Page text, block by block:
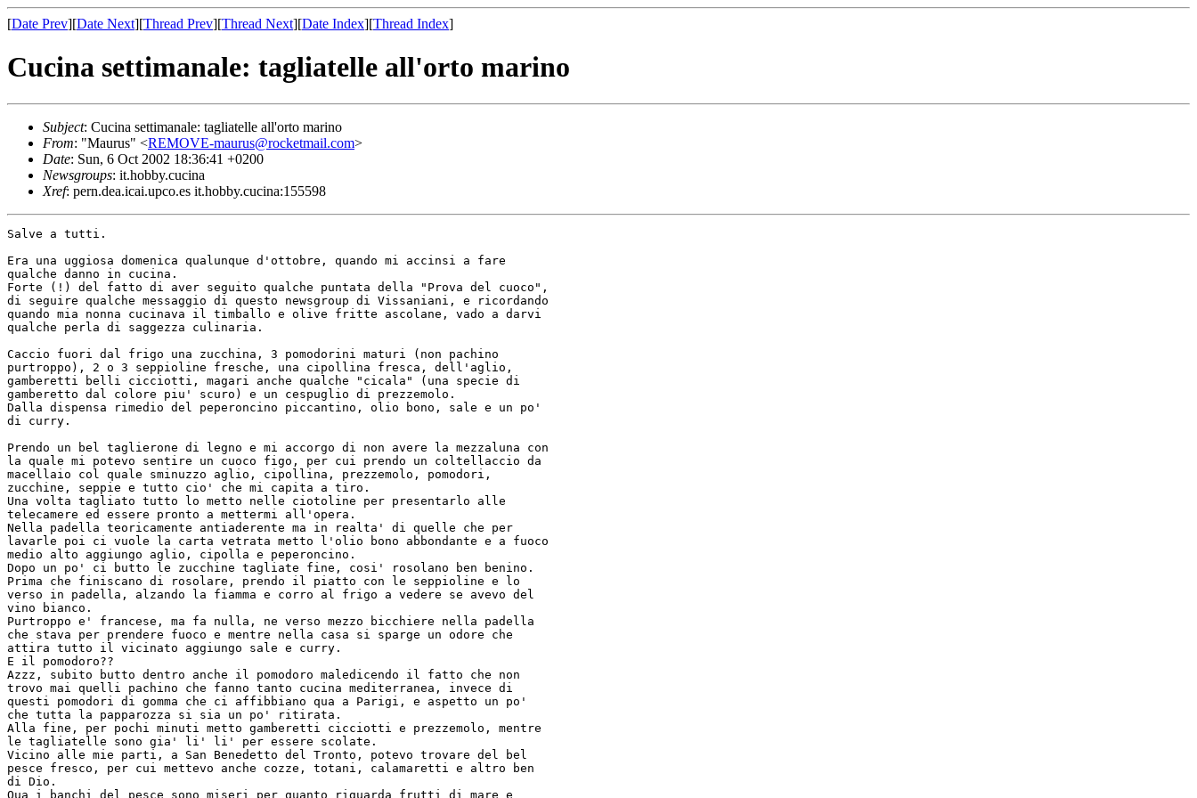
[Date Prev][Date Next][Thread Prev][Thread Next][Date Index][Thread Index]
Cucina settimanale: tagliatelle all'orto marino
Subject: Cucina settimanale: tagliatelle all'orto marino
From: "Maurus" <REMOVE-maurus@rocketmail.com>
Date: Sun, 6 Oct 2002 18:36:41 +0200
Newsgroups: it.hobby.cucina
Xref: pern.dea.icai.upco.es it.hobby.cucina:155598
Salve a tutti.
Era una uggiosa domenica qualunque d'ottobre, quando mi accinsi a fare
qualche danno in cucina.
Forte (!) del fatto di aver seguito qualche puntata della "Prova del cuoco",
di seguire qualche messaggio di questo newsgroup di Vissaniani, e ricordando
quando mia nonna cucinava il timballo e olive fritte ascolane, vado a darvi
qualche perla di saggezza culinaria.
Caccio fuori dal frigo una zucchina, 3 pomodorini maturi (non pachino
purtroppo), 2 o 3 seppioline fresche, una cipollina fresca, dell'aglio,
gamberetti belli cicciotti, magari anche qualche "cicala" (una specie di
gamberetto dal colore piu' scuro) e un cespuglio di prezzemolo.
Dalla dispensa rimedio del peperoncino piccantino, olio bono, sale e un po'
di curry.
Prendo un bel taglierone di legno e mi accorgo di non avere la mezzaluna con
la quale mi potevo sentire un cuoco figo, per cui prendo un coltellaccio da
macellaio col quale sminuzzo aglio, cipollina, prezzemolo, pomodori,
zucchine, seppie e tutto cio' che mi capita a tiro.
Una volta tagliato tutto lo metto nelle ciotoline per presentarlo alle
telecamere ed essere pronto a mettermi all'opera.
Nella padella teoricamente antiaderente ma in realta' di quelle che per
lavarle poi ci vuole la carta vetrata metto l'olio bono abbondante e a fuoco
medio alto aggiungo aglio, cipolla e peperoncino.
Dopo un po' ci butto le zucchine tagliate fine, cosi' rosolano ben benino.
Prima che finiscano di rosolare, prendo il piatto con le seppioline e lo
verso in padella, alzando la fiamma e corro al frigo a vedere se avevo del
vino bianco.
Purtroppo e' francese, ma fa nulla, ne verso mezzo bicchiere nella padella
che stava per prendere fuoco e mentre nella casa si sparge un odore che
attira tutto il vicinato aggiungo sale e curry.
E il pomodoro??
Azzz, subito butto dentro anche il pomodoro maledicendo il fatto che non
trovo mai quelli pachino che fanno tanto cucina mediterranea, invece di
questi pomodori di gomma che ci affibbiano qua a Parigi, e aspetto un po'
che tutta la papparozza si sia un po' ritirata.
Alla fine, per pochi minuti metto gamberetti cicciotti e prezzemolo, mentre
le tagliatelle sono gia' li' li' per essere scolate.
Vicino alle mie parti, a San Benedetto del Tronto, potevo trovare del bel
pesce fresco, per cui mettevo anche cozze, totani, calamaretti e altro ben
di Dio.
Qua i banchi del pesce sono miseri per quanto riguarda frutti di mare e